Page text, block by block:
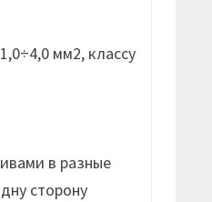
мм2, классу
в разные
сторону